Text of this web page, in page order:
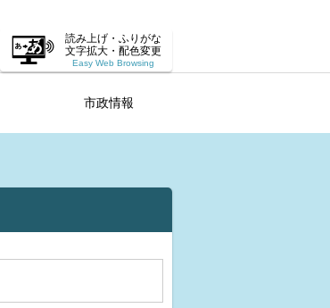
読み上げ・ふりがな
文字拡大・配色変更
Easy Web Browsing
市政情報